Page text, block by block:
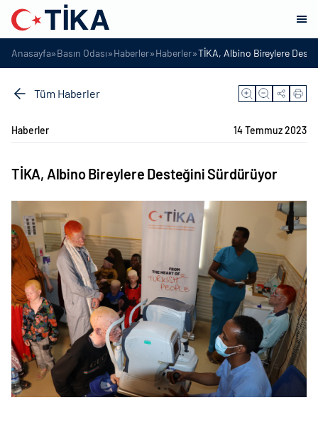
Anasayfa»Basın Odası»Haberler»Haberler»TİKA, Albino Bireylere
Tüm Haberler
Haberler 14 Temmuz 2023
TİKA, Albino Bireylere Desteğini Sürdürüyor